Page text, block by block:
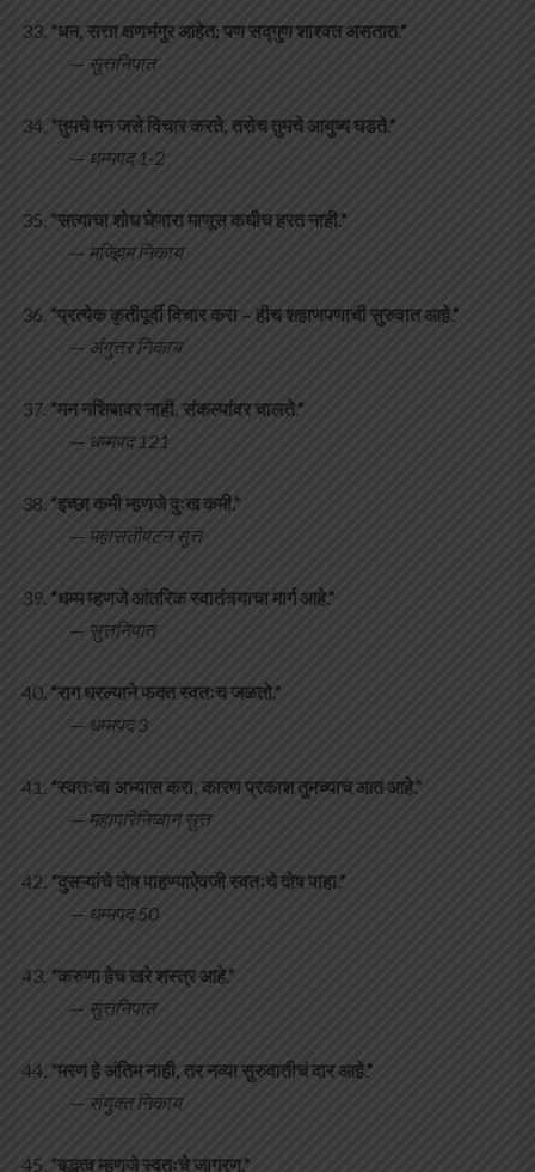
“धन, सत्ता क्षणभंगुर आहेत; पण सद्गुण शाश्वत असतात.”
— सुत्तनिपात
“तुमचे मन जसे विचार करते, तसेच तुमचे आयुष्य घडते.”
— धम्मपद 1-2
“सत्याचा शोध घेणारा माणूस कधीच हरत नाही.”
— मज्झिम निकाय
“प्रत्येक कृतीपूर्वी विचार करा – हीच शहाणपणाची सुरुवात आहे.”
— अंगुत्तर निकाय
“मन नशिबावर नाही, संकल्पांवर चालते.”
— धम्मपद 121
“इच्छा कमी म्हणजे दुःख कमी.”
— महासतीपटन सुत्त
“धम्म म्हणजे आंतरिक स्वातंत्र्याचा मार्ग आहे.”
— सुत्तनिपात
“राग धरल्याने फक्त स्वतःच जळतो.”
— धम्मपद 3
“स्वतःचा अभ्यास करा, कारण प्रकाश तुमच्याच आत आहे.”
— महापरिनिब्बान सुत्त
“दुसऱ्यांचे दोष पाहण्याऐवजी स्वतःचे दोष पाहा.”
— धम्मपद 50
“करुणा हेच खरे शस्त्र आहे.”
— सुत्तनिपात
“मरण हे अंतिम नाही, तर नव्या सुरुवातीचं दार आहे.”
— संयुक्त निकाय
“बुद्धत्व म्हणजे स्वतःचे जागरण.”